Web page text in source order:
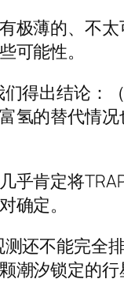
极薄的、不
可能性。
们得出结论：
氢的替代情况
乎肯定将
确定。
测还不能完全
潮汐锁定的